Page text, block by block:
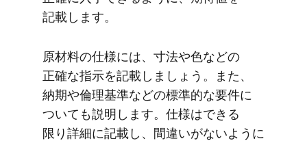
記載します。
原材料の​仕様には、​寸法や​色などの​
正確な​指示を​記載しましょう。​また、​
納期や​倫理基準などの​標準的な​要件に​
ついても​説明します。​仕様は​できる​
限り詳細に​記載し、​間違いが​ないように​